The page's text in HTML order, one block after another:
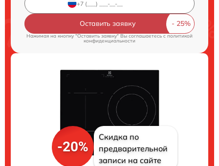
Оставить заявку
Нажимая на кнопку "Оставить заявку" Вы соглашаетесь c политикой
конфиденциальности
-20%
Скидка по
предварительной
записи на сайте